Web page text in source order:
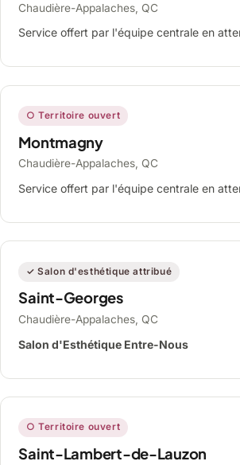
Chaudière-Appalaches, QC
Service offert par l'équipe centrale en
○ Territoire ouvert
Montmagny
Chaudière-Appalaches, QC
Service offert par l'équipe centrale en
✓ Salon d'esthétique attribué
Saint-Georges
Chaudière-Appalaches, QC
Salon d'Esthétique Entre-Nous
○ Territoire ouvert
Saint-Lambert-de-Lauzon